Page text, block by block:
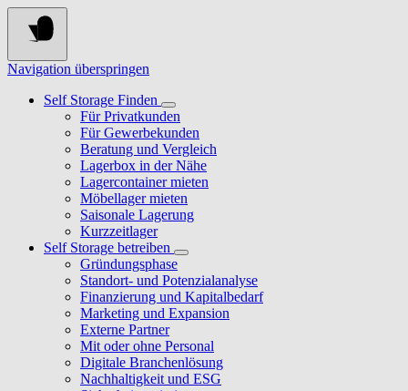
Navigation überspringen
Self Storage Finden
Für Privatkunden
Für Gewerbekunden
Beratung und Vergleich
Lagerbox in der Nähe
Lagercontainer mieten
Möbellager mieten
Saisonale Lagerung
Kurzzeitlager
Self Storage betreiben
Gründungsphase
Standort- und Potenzialanalyse
Finanzierung und Kapitalbedarf
Marketing und Expansion
Externe Partner
Mit oder ohne Personal
Digitale Branchenlösung
Nachhaltigkeit und ESG